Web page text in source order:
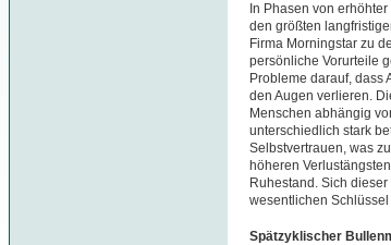
In Phasen von
den größten
Firma Morningstar zu
persönliche Vorurteile
Probleme darauf, dass
den Augen verlieren.
Menschen abhängig
unterschiedlich stark
Selbstvertrauen, was
höheren
Ruhestand. Sich
wesentlichen
Spätzyklischer